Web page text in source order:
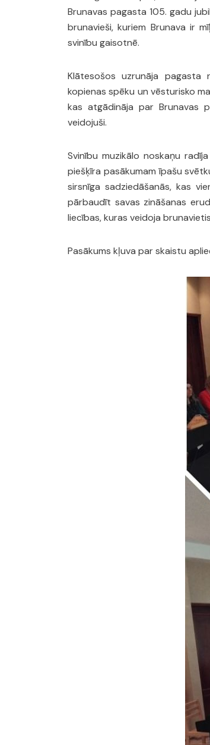
Brunavas pagasta 105. gadu
brunavieši, kuriem Brunava ir
svinību gaisotnē.
Klātesošos uzrunāja pagasta
kopienas spēku un vēsturisko
kas atgādināja par Brunavas
veidojuši.
Svinību muzikālo noskaņu
piešķīra pasākumam īpašu
sirsnīga sadziedāšanās, kas
pārbaudīt savas zināšanas
liecības, kuras veidoja
Pasākums kļuva par skaistu